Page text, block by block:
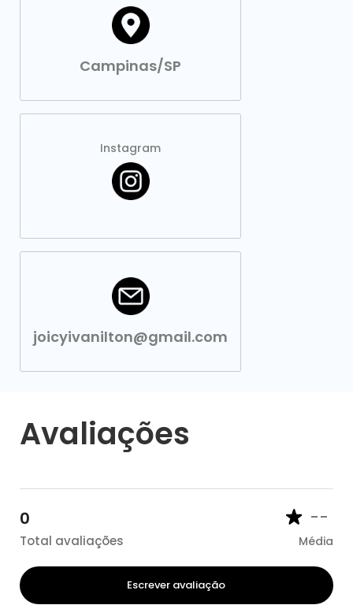
Campinas/SP
Instagram
joicyivanilton@gmail.com
Avaliações
0
Total avaliações
--
Média
Escrever avaliação